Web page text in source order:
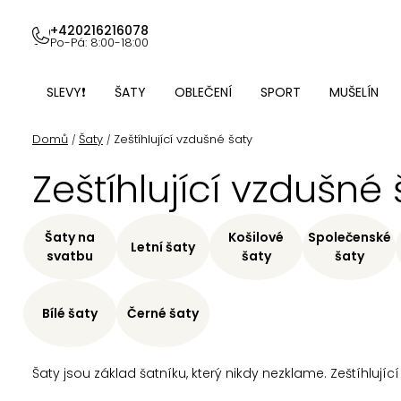
obsah
+420216216078
Po-Pá: 8:00-18:00
SLEVY❗ ŠATY OBLEČENÍ SPORT MUŠELÍN
Domů / Šaty / Zeštíhlující vzdušné šaty
Zeštíhlující vzdušné
Šaty jsou základ šatníku, který nikdy nezklame.
Šaty na
svatbu
Letní šaty
Košilové
šaty
Společenské
šaty
Bílé šaty Černé šaty